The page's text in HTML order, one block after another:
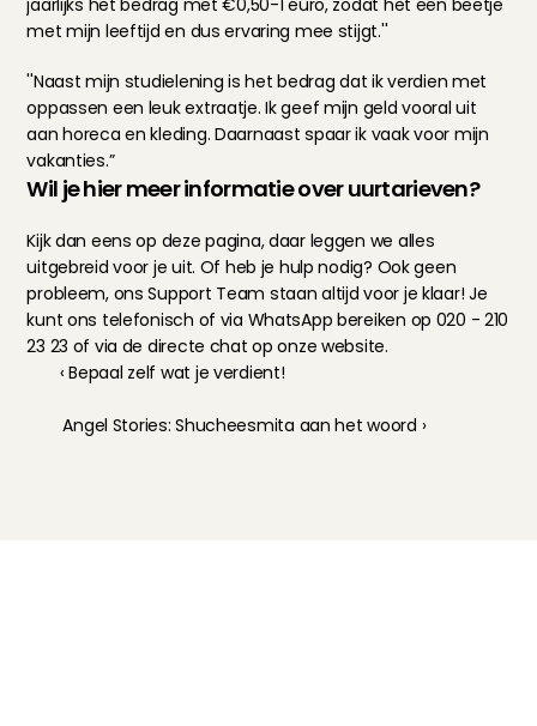
jaarlijks het bedrag met €0,50-1 euro, zodat het een beetje
met mijn leeftijd en dus ervaring mee stijgt.''
''Naast mijn studielening is het bedrag dat ik verdien met
oppassen een leuk extraatje. Ik geef mijn geld vooral uit
aan horeca en kleding. Daarnaast spaar ik vaak voor mijn
vakanties.”
Wil je hier meer informatie over uurtarieven?
Kijk dan eens op deze pagina, daar leggen we alles
uitgebreid voor je uit. Of heb je hulp nodig? Ook geen
probleem, ons Support Team staan altijd voor je klaar! Je
kunt ons telefonisch of via WhatsApp bereiken op 020 - 210
23 23 of via de directe chat op onze website.
‹ Bepaal zelf wat je verdient!
Angel Stories: Shucheesmita aan het woord ›